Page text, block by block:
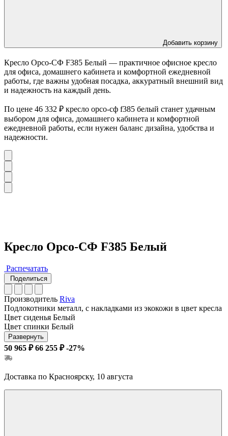
Добавить корзину
Кресло Орсо-СФ F385 Белый — практичное офисное кресло
для офиса, домашнего кабинета и комфортной ежедневной
работы, где важны удобная посадка, аккуратный внешний вид
и надежность на каждый день.
По цене 46 332 ₽ кресло орсо-сф f385 белый станет удачным
выбором для офиса, домашнего кабинета и комфортной
ежедневной работы, если нужен баланс дизайна, удобства и
надежности.
Кресло Орсо-СФ F385 Белый
Распечатать
Поделиться
Производитель Riva
Подлокотники металл, с накладками из экокожи в цвет кресла
Цвет сиденья Белый
Цвет спинки Белый
Развернуть
50 965 ₽ 66 255 ₽ -27%
Доставка по Красноярску, 10 августа